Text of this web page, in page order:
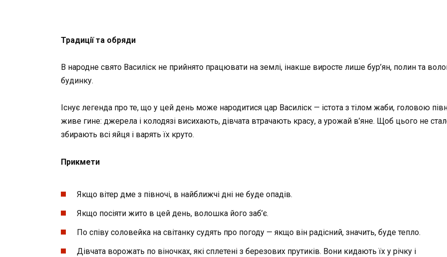
Традиції та обряди
В народне свято Василіск не прийнято працювати на землі, інакше виросте лише бур’ян, полин та
будинку.
Існує легенда про те, що у цей день може народитися цар Василіск — істота з тілом жаби, головою
живе гине: джерела і колодязі висихають, дівчата втрачають красу, а урожай в’яне. Щоб цього не
збирають всі яйця і варять їх круто.
Прикмети
Якщо вітер дме з півночі, в найближчі дні не буде опадів.
Якщо посіяти жито в цей день, волошка його заб’є.
По співу соловейка на світанку судять про погоду — якщо він радісний, значить, буде тепло.
Дівчата ворожать по віночках, які сплетені з березових прутиків. Вони кидають їх у річку і